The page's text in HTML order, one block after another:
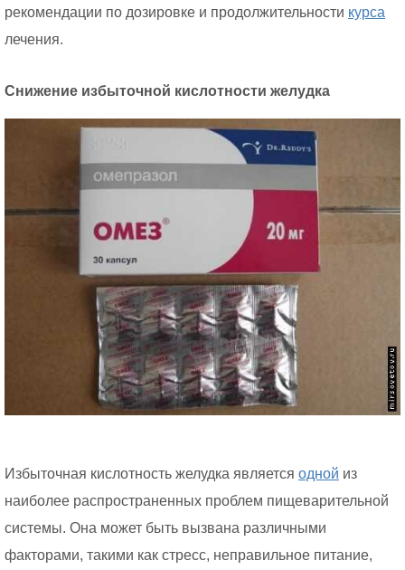
рекомендации по дозировке и продолжительности курса
лечения.
Снижение избыточной кислотности желудка
Избыточная кислотность желудка является одной из
наиболее распространенных проблем пищеварительной
системы. Она может быть вызвана различными
факторами, такими как стресс, неправильное питание,